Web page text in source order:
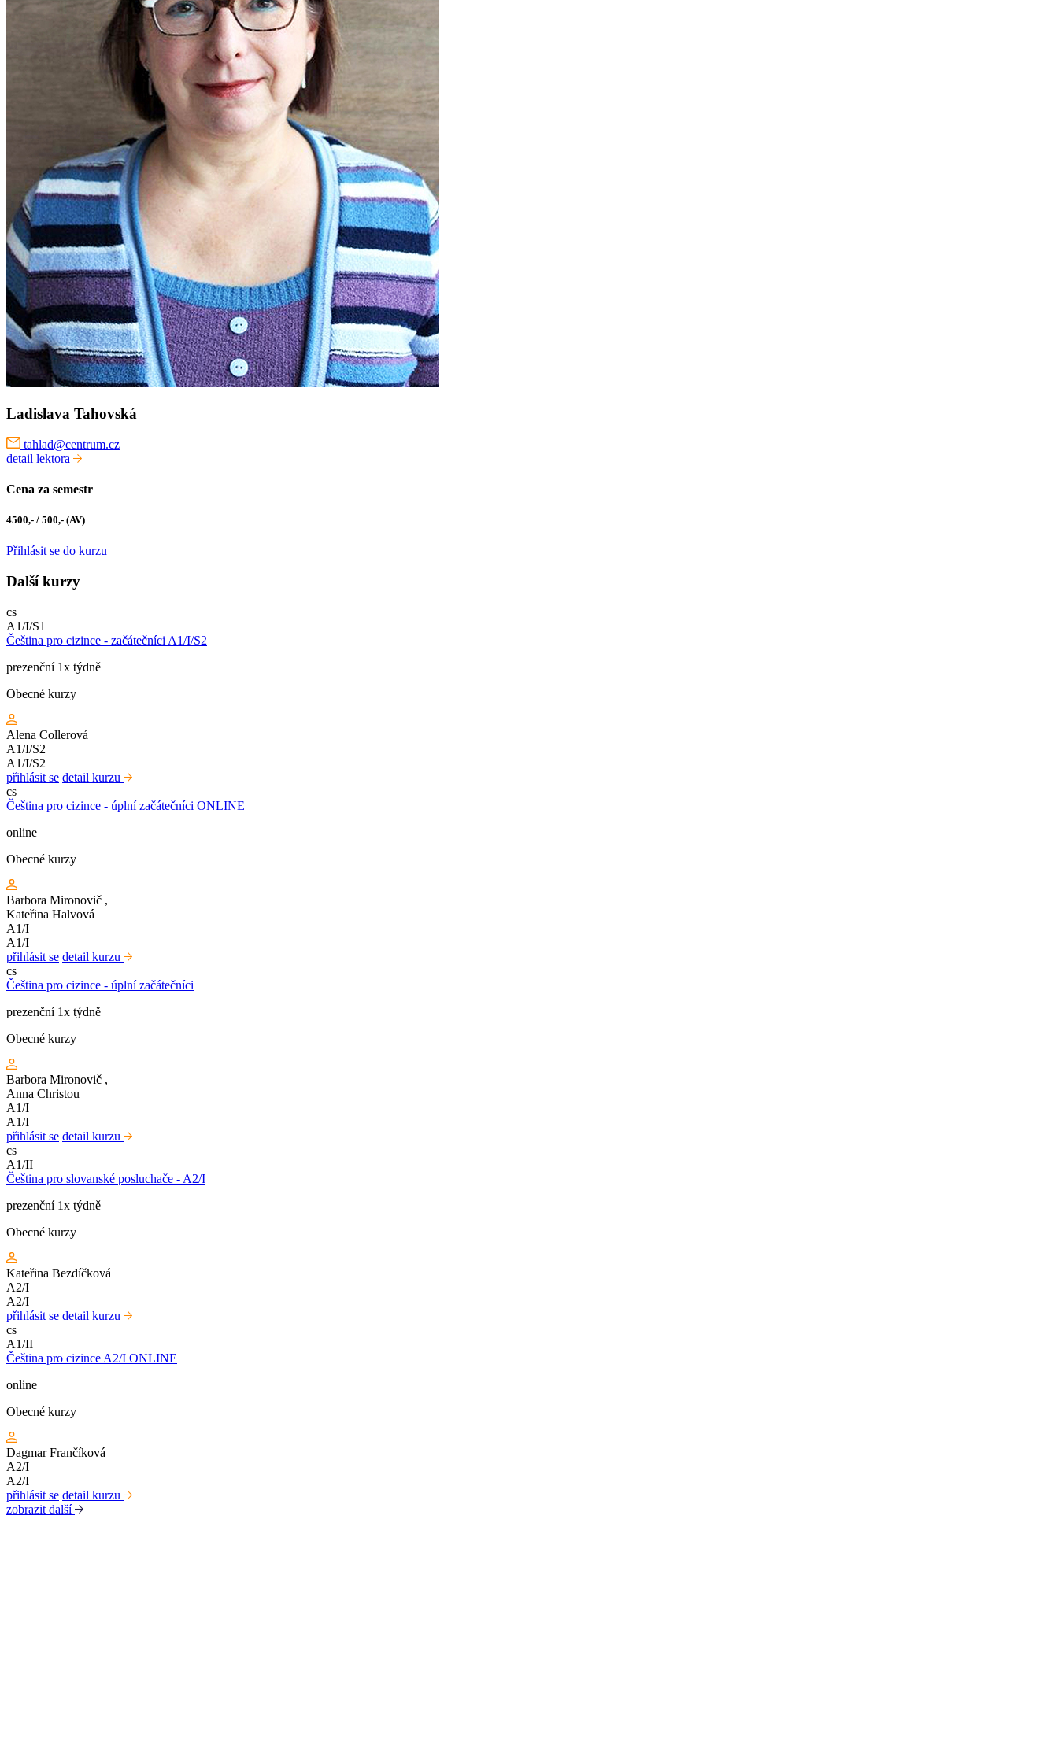
Ladislava Tahovská
tahlad@centrum.cz
detail lektora
Cena za semestr
4500,- / 500,- (AV)
Přihlásit se do kurzu
Další kurzy
cs
A1/I/S1
Čeština pro cizince - začátečníci A1/I/S2
prezenční 1x týdně
Obecné kurzy
Alena Collerová
A1/I/S2
A1/I/S2
přihlásit se detail kurzu
cs
Čeština pro cizince - úplní začátečníci ONLINE
online
Obecné kurzy
Barbora Mironovič ,
Kateřina Halvová
A1/I
A1/I
přihlásit se detail kurzu
cs
Čeština pro cizince - úplní začátečníci
prezenční 1x týdně
Obecné kurzy
Barbora Mironovič ,
Anna Christou
A1/I
A1/I
přihlásit se detail kurzu
cs
A1/II
Čeština pro slovanské posluchače - A2/I
prezenční 1x týdně
Obecné kurzy
Kateřina Bezdíčková
A2/I
A2/I
přihlásit se detail kurzu
cs
A1/II
Čeština pro cizince A2/I ONLINE
online
Obecné kurzy
Dagmar Frančíková
A2/I
A2/I
přihlásit se detail kurzu
zobrazit další